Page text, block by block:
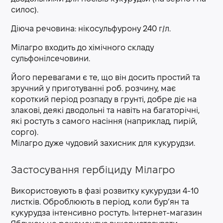
силос).
Діюча речовина: нікосульфурону 240 г/л.
Мілагро входить до хімічного складу
сульфонілсечовини.
Його перевагами є те, що він досить простий та
зручний у приготуванні роб. розчину, має
короткий період розпаду в грунті, добре діє на
злакові, деякі дводольні та навіть на багаторічні,
які ростуть з самого насіння (наприклад, пирій,
сорго).
Мілагро дуже чудовий захисник для кукурудзи.
Застосування гербіциду Мілагро
Використовують в фазі розвитку кукурудзи 4-10
листків. Оброблюють в період, коли бур’ян та
кукурудза інтенсивно ростуть. Інтернет-магазин